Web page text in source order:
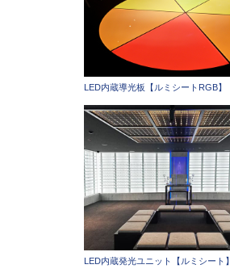
LED内蔵導光板【ルミシートRGB】
LED内蔵発光ユニット【ルミシート】